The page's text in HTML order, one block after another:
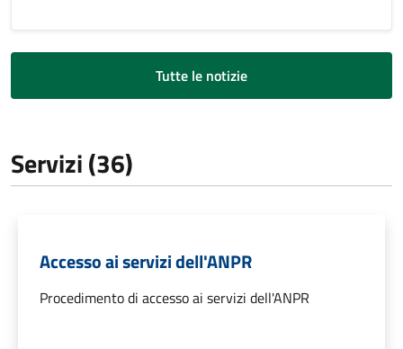
Tutte le notizie
Servizi (36)
Accesso ai servizi dell'ANPR
Procedimento di accesso ai servizi dell'ANPR